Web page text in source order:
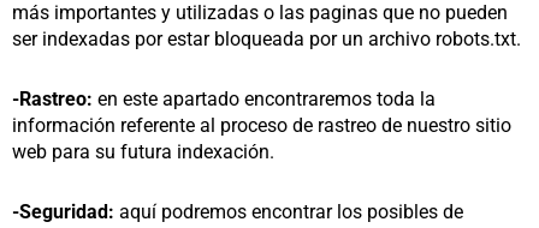
más importantes y utilizadas o las paginas que no pueden
ser indexadas por estar bloqueada por un archivo robots.txt.
-Rastreo: en este apartado encontraremos toda la
información referente al proceso de rastreo de nuestro sitio
web para su futura indexación.
-Seguridad: aquí podremos encontrar los posibles de